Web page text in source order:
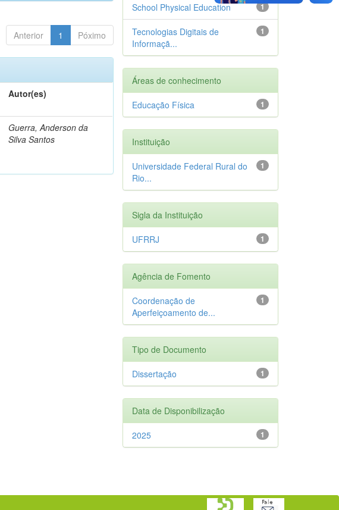
Anterior 1 Póximo
Autor(es)
Guerra, Anderson da
Silva Santos
1
School Physical Education
1
Tecnologias Digitais de
Informaçã...
Áreas de conhecimento
1
Educação Física
Instituição
1
Universidade Federal Rural do
Rio...
Sigla da Instituição
1
UFRRJ
Agência de Fomento
1
Coordenação de
Aperfeiçoamento de...
Tipo de Documento
1
Dissertação
Data de Disponibilização
1
2025